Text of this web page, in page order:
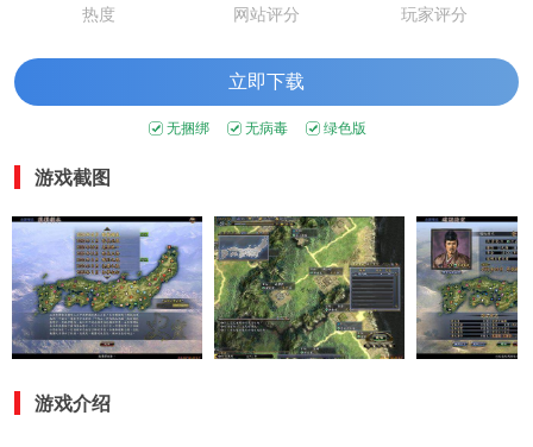
热度 网站评分 玩家评分
立即下载
无捆绑 无病毒 绿色版
游戏截图
游戏介绍